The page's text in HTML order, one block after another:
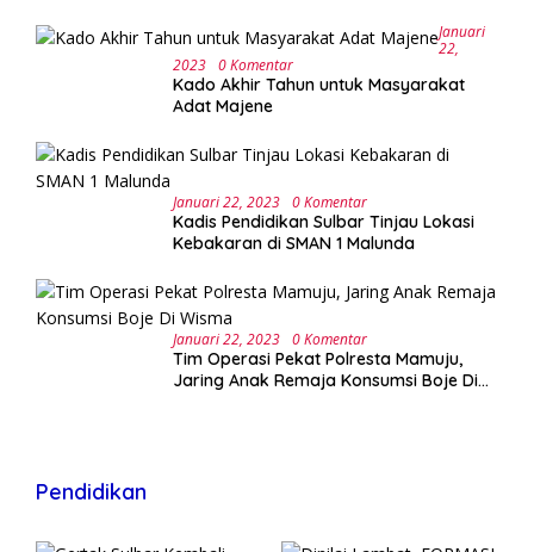
Januari
22,
2023 0 Komentar
Kado Akhir Tahun untuk Masyarakat
Adat Majene
Januari 22, 2023 0 Komentar
Kadis Pendidikan Sulbar Tinjau Lokasi
Kebakaran di SMAN 1 Malunda
Januari 22, 2023 0 Komentar
Tim Operasi Pekat Polresta Mamuju,
Jaring Anak Remaja Konsumsi Boje Di
Pendidikan